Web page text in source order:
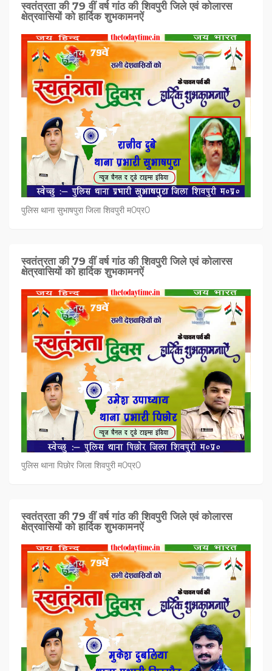
स्वतंत्रता की 79 वीं वर्ष गांठ की शिवपुरी जिले एवं कोलारस
क्षेत्रवासियों को हार्दिक शुभकामनऐं
पुलिस थाना सुभाषपुरा जिला शिवपुरी म0प्र0
स्वतंत्रता की 79 वीं वर्ष गांठ की शिवपुरी जिले एवं कोलारस
क्षेत्रवासियों को हार्दिक शुभकामनऐं
पुलिस थाना पिछोर जिला शिवपुरी म0प्र0
स्वतंत्रता की 79 वीं वर्ष गांठ की शिवपुरी जिले एवं कोलारस
क्षेत्रवासियों को हार्दिक शुभकामनऐं